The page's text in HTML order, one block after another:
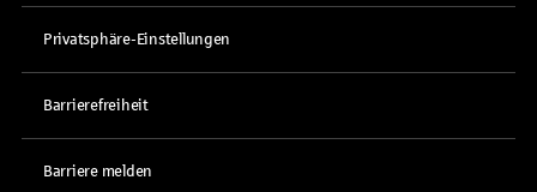
Privatsphäre-Einstellungen
Barrierefreiheit
Barriere melden